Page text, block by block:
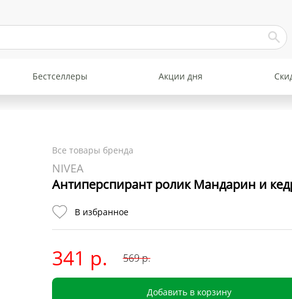
Бестселлеры Акции дня
Все товары бренда
NIVEA
Антиперспирант ролик Мандарин и
В избранное
341 р. 569р.
Добавить в корзину